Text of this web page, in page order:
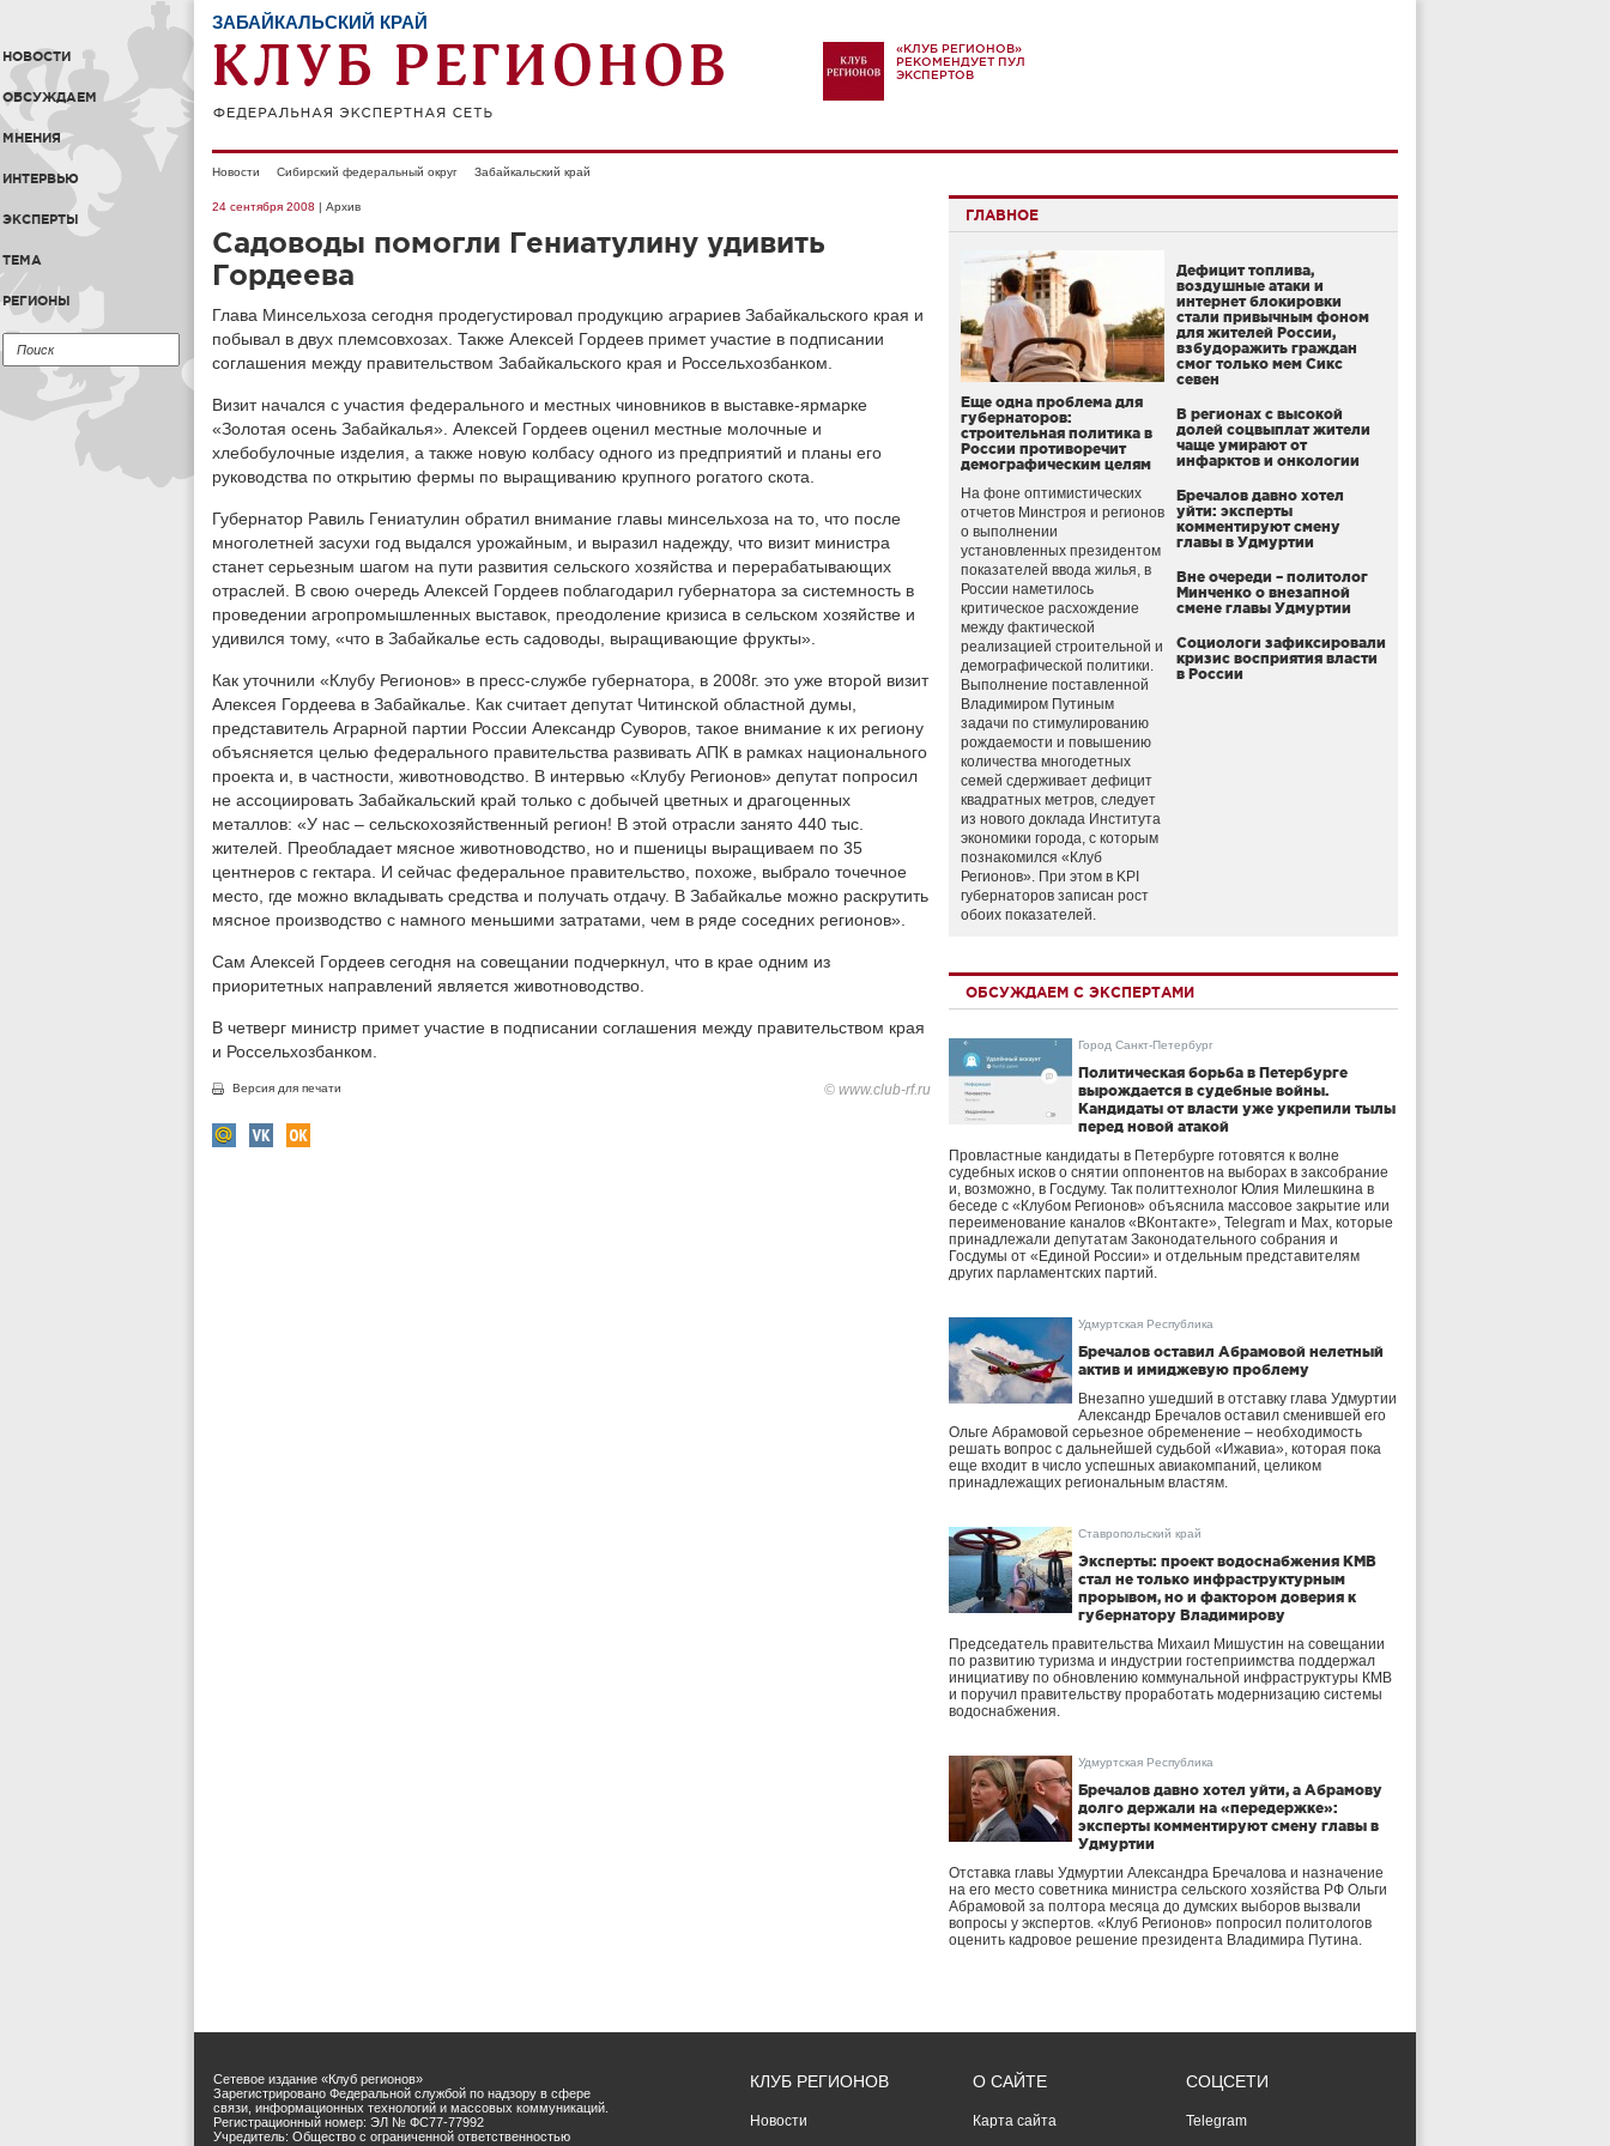
НОВОСТИ
ОБСУЖДАЕМ
МНЕНИЯ
ИНТЕРВЬЮ
ЭКСПЕРТЫ
ТЕМА
РЕГИОНЫ
ЗАБАЙКАЛЬСКИЙ КРАЙ
«КЛУБ РЕГИОНОВ»
РЕКОМЕНДУЕТ ПУЛ
ЭКСПЕРТОВ
Новости Сибирский федеральный округ Забайкальский край
24 сентября 2008 | Архив
Садоводы помогли Гениатулину удивить
Гордеева
Глава Минсельхоза сегодня продегустировал продукцию аграриев Забайкальского края и
побывал в двух племсовхозах. Также Алексей Гордеев примет участие в подписании
соглашения между правительством Забайкальского края и Россельхозбанком.
Визит начался с участия федерального и местных чиновников в выставке-ярмарке
«Золотая осень Забайкалья». Алексей Гордеев оценил местные молочные и
хлебобулочные изделия, а также новую колбасу одного из предприятий и планы его
руководства по открытию фермы по выращиванию крупного рогатого скота.
Губернатор Равиль Гениатулин обратил внимание главы минсельхоза на то, что после
многолетней засухи год выдался урожайным, и выразил надежду, что визит министра
станет серьезным шагом на пути развития сельского хозяйства и перерабатывающих
отраслей. В свою очередь Алексей Гордеев поблагодарил губернатора за системность в
проведении агропромышленных выставок, преодоление кризиса в сельском хозяйстве и
удивился тому, «что в Забайкалье есть садоводы, выращивающие фрукты».
Как уточнили «Клубу Регионов» в пресс-службе губернатора, в 2008г. это уже второй визит
Алексея Гордеева в Забайкалье. Как считает депутат Читинской областной думы,
представитель Аграрной партии России Александр Суворов, такое внимание к их региону
объясняется целью федерального правительства развивать АПК в рамках национального
проекта и, в частности, животноводство. В интервью «Клубу Регионов» депутат попросил
не ассоциировать Забайкальский край только с добычей цветных и драгоценных
металлов: «У нас – сельскохозяйственный регион! В этой отрасли занято 440 тыс.
жителей. Преобладает мясное животноводство, но и пшеницы выращиваем по 35
центнеров с гектара. И сейчас федеральное правительство, похоже, выбрало точечное
место, где можно вкладывать средства и получать отдачу. В Забайкалье можно раскрутить
мясное производство с намного меньшими затратами, чем в ряде соседних регионов».
Сам Алексей Гордеев сегодня на совещании подчеркнул, что в крае одним из
приоритетных направлений является животноводство.
В четверг министр примет участие в подписании соглашения между правительством края
и Россельхозбанком.
Версия для печати © www.club-rf.ru
ГЛАВНОЕ
Еще одна проблема для
губернаторов:
строительная политика в
России противоречит
демографическим целям
На фоне оптимистических
отчетов Минстроя и регионов
о выполнении
установленных президентом
показателей ввода жилья, в
России наметилось
критическое расхождение
между фактической
реализацией строительной и
демографической политики.
Выполнение поставленной
Владимиром Путиным
задачи по стимулированию
рождаемости и повышению
количества многодетных
семей сдерживает дефицит
квадратных метров, следует
из нового доклада Института
экономики города, с которым
познакомился «Клуб
Регионов». При этом в KPI
губернаторов записан рост
обоих показателей.
Дефицит топлива,
воздушные атаки и
интернет блокировки
стали привычным фоном
для жителей России,
взбудоражить граждан
смог только мем Сикс
севен
В регионах с высокой
долей соцвыплат жители
чаще умирают от
инфарктов и онкологии
Бречалов давно хотел
уйти: эксперты
комментируют смену
главы в Удмуртии
Вне очереди – политолог
Минченко о внезапной
смене главы Удмуртии
Социологи зафиксировали
кризис восприятия власти
в России
ОБСУЖДАЕМ С ЭКСПЕРТАМИ
Город Санкт-Петербург
Политическая борьба в Петербурге
вырождается в судебные войны.
Кандидаты от власти уже укрепили тылы
перед новой атакой
Провластные кандидаты в Петербурге готовятся к волне
судебных исков о снятии оппонентов на выборах в заксобрание
и, возможно, в Госдуму. Так политтехнолог Юлия Милешкина в
беседе с «Клубом Регионов» объяснила массовое закрытие или
переименование каналов «ВКонтакте», Telegram и Max, которые
принадлежали депутатам Законодательного собрания и
Госдумы от «Единой России» и отдельным представителям
других парламентских партий.
Удмуртская Республика
Бречалов оставил Абрамовой нелетный
актив и имиджевую проблему
Внезапно ушедший в отставку глава Удмуртии
Александр Бречалов оставил сменившей его
Ольге Абрамовой серьезное обременение – необходимость
решать вопрос с дальнейшей судьбой «Ижавиа», которая пока
еще входит в число успешных авиакомпаний, целиком
принадлежащих региональным властям.
Ставропольский край
Эксперты: проект водоснабжения КМВ
стал не только инфраструктурным
прорывом, но и фактором доверия к
губернатору Владимирову
Председатель правительства Михаил Мишустин на совещании
по развитию туризма и индустрии гостеприимства поддержал
инициативу по обновлению коммунальной инфраструктуры КМВ
и поручил правительству проработать модернизацию системы
водоснабжения.
Удмуртская Республика
Бречалов давно хотел уйти, а Абрамову
долго держали на «передержке»:
эксперты комментируют смену главы в
Удмуртии
Отставка главы Удмуртии Александра Бречалова и назначение
на его место советника министра сельского хозяйства РФ Ольги
Абрамовой за полтора месяца до думских выборов вызвали
вопросы у экспертов. «Клуб Регионов» попросил политологов
оценить кадровое решение президента Владимира Путина.
Сетевое издание «Клуб регионов»
Зарегистрировано Федеральной службой по надзору в сфере
связи, информационных технологий и массовых коммуникаций.
Регистрационный номер: ЭЛ № ФС77-77992
Учредитель: Общество с ограниченной ответственностью
КЛУБ РЕГИОНОВ
Новости
О САЙТЕ
Карта сайта
СОЦСЕТИ
Telegram